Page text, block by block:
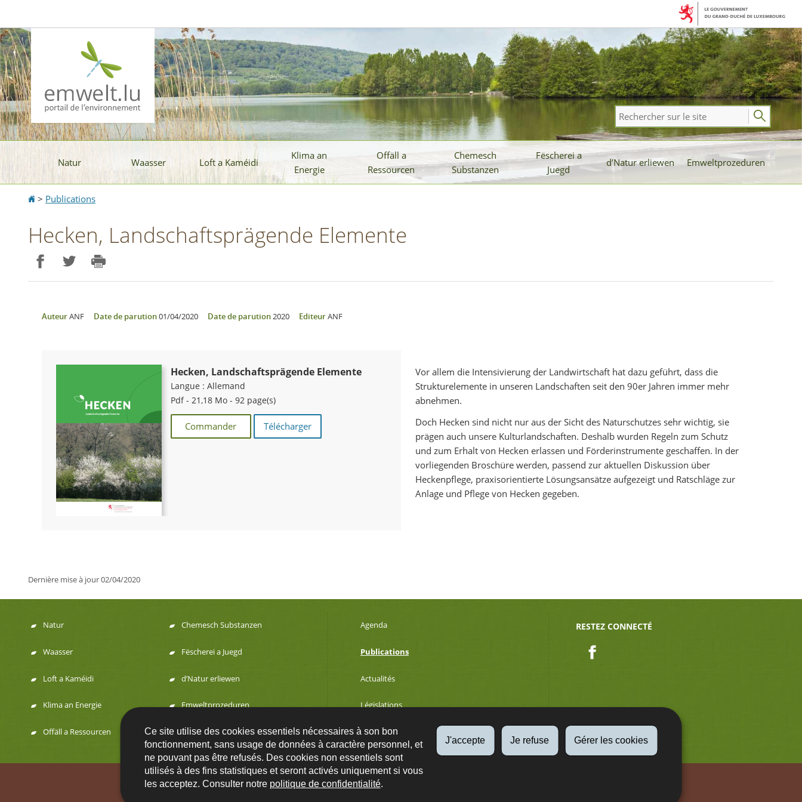
Ce site utilise des cookies essentiels nécessaires à son bon
fonctionnement, sans usage de données à caractère personnel, et
ne pouvant pas être refusés. Des cookies non essentiels sont
utilisés à des fins statistiques et seront activés uniquement si vous
les acceptez. Consulter notre politique de confidentialité.
J'accepte Je refuse Gérer les cookies
la
navigation
contenu
Natur Waasser Loft a Kaméidi
Klima an
Energie
Offäll a
Ressourcen
Chemesch
Substanzen
Fëscherei a
Juegd
d’Natur erliewen Emweltprozeduren
Rechercher
sur
le
site
Accueil
> Publications
Hecken, Landschaftsprägende Elemente
AuteurANF Date de parution01/04/2020 Date de parution2020 EditeurANF
Hecken, Landschaftsprägende Elemente
Langue : Allemand
Pdf - 21,18 Mo - 92 page(s)
Commander Télécharger
Vor allem die Intensivierung der Landwirtschaft hat dazu geführt, dass die
Strukturelemente in unseren Landschaften seit den 90er Jahren immer mehr
abnehmen.
Doch Hecken sind nicht nur aus der Sicht des Naturschutzes sehr wichtig, sie
prägen auch unsere Kulturlandschaften. Deshalb wurden Regeln zum Schutz
und zum Erhalt von Hecken erlassen und Förderinstrumente geschaffen. In der
vorliegenden Broschüre werden, passend zur aktuellen Diskussion über
Heckenpflege, praxisorientierte Lösungsansätze aufgezeigt und Ratschläge zur
Anlage und Pflege von Hecken gegeben.
Dernière mise à jour02/04/2020
Menu
de
navigation
Natur
Waasser
Loft a Kaméidi
Klima an Energie
Offäll a Ressourcen
Chemesch Substanzen
Fëscherei a Juegd
d’Natur erliewen
Emweltprozeduren
Agenda
Publications
Actualités
Législations
Développement durable
RESTEZ CONNECTÉ
Contact FAQs Plan du site A propos